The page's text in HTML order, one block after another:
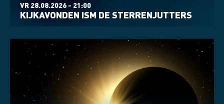
VR 28.08.2026 - 21:00
KIJKAVONDEN ISM DE STERRENJUTTERS